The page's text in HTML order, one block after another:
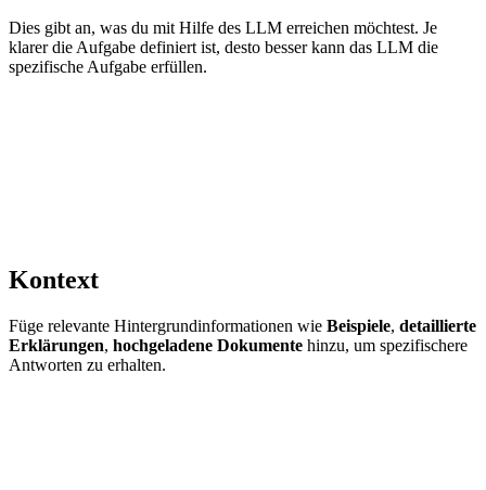
Dies gibt an, was du mit Hilfe des LLM erreichen möchtest. Je
klarer die Aufgabe definiert ist, desto besser kann das LLM die
spezifische Aufgabe erfüllen.
Kontext
Füge relevante Hintergrundinformationen wie Beispiele, detaillierte
Erklärungen, hochgeladene Dokumente hinzu, um spezifischere
Antworten zu erhalten.